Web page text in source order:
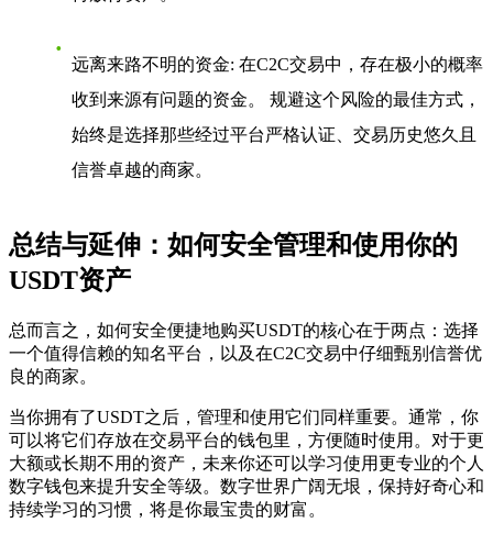
远离来路不明的资金: 在C2C交易中，存在极小的概率
收到来源有问题的资金。 规避这个风险的最佳方式，
始终是选择那些经过平台严格认证、交易历史悠久且
信誉卓越的商家。
总结与延伸：如何安全管理和使用你的
USDT资产
总而言之， 如何安全便捷地购买USDT的核心在于两点：选择
一个值得信赖的知名平台，以及在C2C交易中仔细甄别信誉优
良的商家。
当你拥有了USDT之后，管理和使用它们同样重要。通常，你
可以将它们存放在交易平台的钱包里，方便随时使用。对于更
大额或长期不用的资产，未来你还可以学习使用更专业的个人
数字钱包来提升安全等级。数字世界广阔无垠，保持好奇心和
持续学习的习惯，将是你最宝贵的财富。